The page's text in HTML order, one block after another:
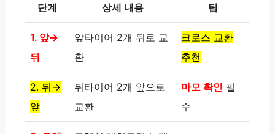
단계 상세 내용 팁
1. 앞→
뒤
앞타이어 2개 뒤로 교
환
크로스 교환
추천
2. 뒤→
앞
뒤타이어 2개 앞으로
교환
마모 확인 필
수